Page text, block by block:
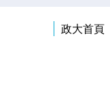
政大首頁